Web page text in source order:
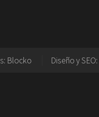
Blocko Diseño y SEO: